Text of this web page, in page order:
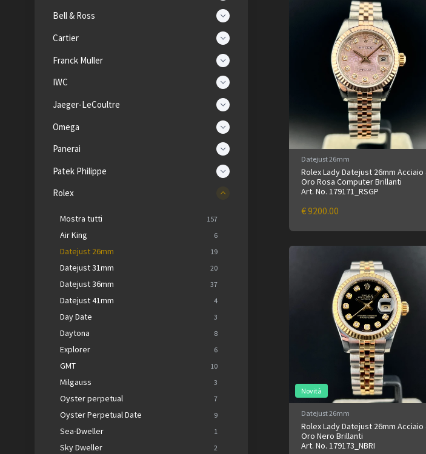
Bell & Ross
Cartier
Franck Muller
IWC
Jaeger-LeCoultre
Omega
Panerai
Patek Philippe
Rolex
Mostra tutti 157
Air King 6
Datejust 26mm 19
Datejust 31mm 20
Datejust 36mm 37
Datejust 41mm 4
Day Date 3
Daytona 8
Explorer 6
GMT 10
Milgauss 3
Oyster perpetual 7
Oyster Perpetual Date 9
Sea-Dweller 1
Sky Dweller 2
Datejust 26mm
Rolex Lady Datejust 26mm Acciaio
Oro Rosa Computer Brillanti
Art. No. 179171_RSGP
€ 9200.00
Novità
Datejust 26mm
Rolex Lady Datejust 26mm Acciaio
Oro Nero Brillanti
Art. No. 179173_NBRI